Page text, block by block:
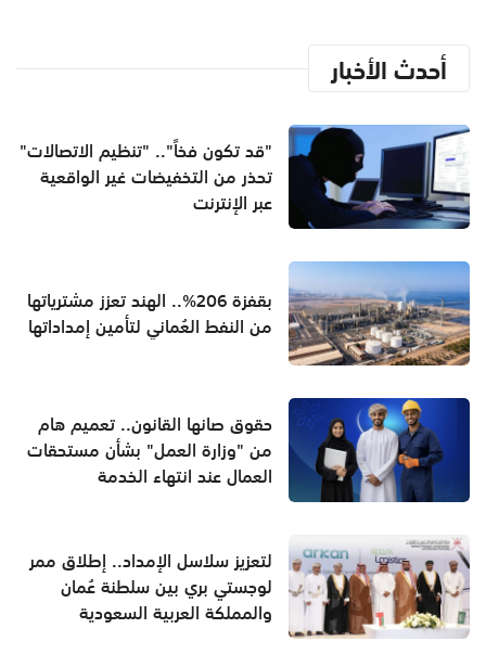
أحدث الأخبار
"قد تكون فخاً".. "تنظيم الاتصالات"
تحذر من التخفيضات غير الواقعية
عبر الإنترنت
بقفزة 206%.. الهند تعزز مشترياتها
من النفط العُماني لتأمين إمداداتها
حقوق صانها القانون.. تعميم هام
من "وزارة العمل" بشأن مستحقات
العمال عند انتهاء الخدمة
لتعزيز سلاسل الإمداد.. إطلاق ممر
لوجستي بري بين سلطنة عُمان
والمملكة العربية السعودية